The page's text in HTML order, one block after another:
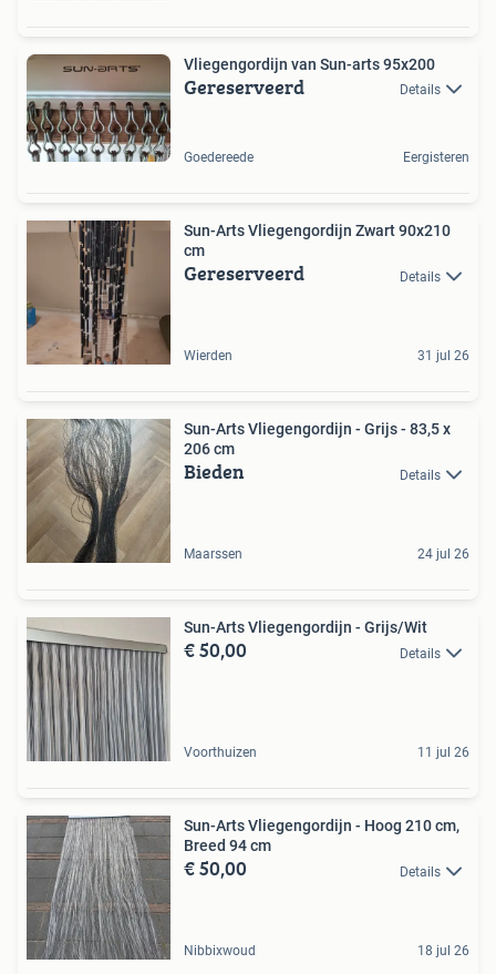
Vliegengordijn van Sun-arts 95x200
Gereserveerd Details
Goedereede Eergisteren
Sun-Arts Vliegengordijn Zwart 90x210
cm
Gereserveerd Details
Wierden 31 jul 26
Sun-Arts Vliegengordijn - Grijs - 83,5 x
206 cm
Bieden Details
Maarssen 24 jul 26
Sun-Arts Vliegengordijn - Grijs/Wit
€ 50,00 Details
Voorthuizen 11 jul 26
Sun-Arts Vliegengordijn - Hoog 210 cm,
Breed 94 cm
€ 50,00 Details
Nibbixwoud 18 jul 26